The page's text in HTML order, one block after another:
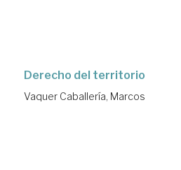
Derecho del territorio
Vaquer Caballería, Marcos